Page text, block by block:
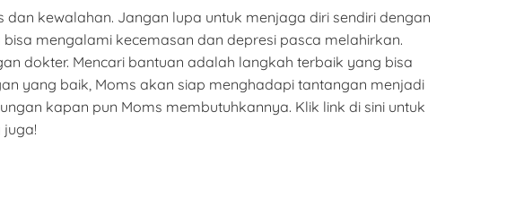
kewalahan. Jangan lupa untuk menjaga diri sendiri dengan
mengalami kecemasan dan depresi pasca melahirkan.
dokter. Mencari bantuan adalah langkah terbaik yang bisa
yang baik, Moms akan siap menghadapi tantangan menjadi
kapan pun Moms membutuhkannya. Klik link di sini untuk